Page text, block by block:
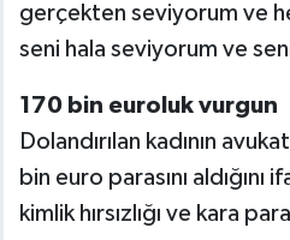
gerçekten seviyorum ve
seni hala seviyorum ve
170 bin euroluk vurgun
Dolandırılan kadının
bin euro parasını
kimlik hırsızlığı ve kara